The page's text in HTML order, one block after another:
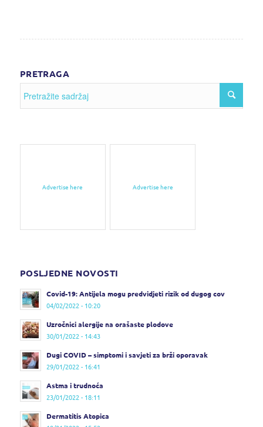
PRETRAGA
Advertise here Advertise here
POSLJEDNE NOVOSTI
Covid-19: Antijela mogu predvidjeti rizik od dugog cov
04/02/2022 - 10:20
Uzročnici alergije na orašaste plodove
30/01/2022 - 14:43
Dugi COVID – simptomi i savjeti za brži oporavak
29/01/2022 - 16:41
Astma i trudnoća
23/01/2022 - 18:11
Dermatitis Atopica